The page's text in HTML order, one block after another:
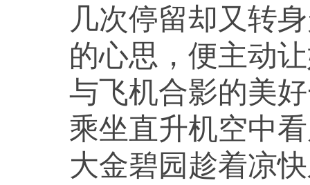
几次停留却又转
的心思，便主动
与飞机合影的美
乘坐直升机空中
大金碧园趁着凉